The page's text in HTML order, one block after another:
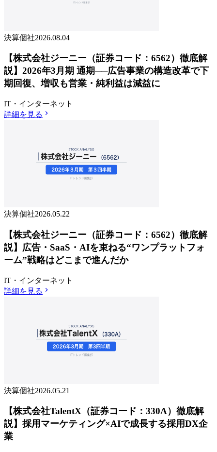
決算個社2026.08.04
【株式会社ジーニー（証券コード：6562）徹底解
説】2026年3月期 通期──広告事業の構造改革で下
期回復、増収も営業・純利益は減益に
IT・インターネット
詳細を見る
決算個社2026.05.22
【株式会社ジーニー（証券コード：6562）徹底解
説】広告・SaaS・AIを束ねる“ワンプラットフォ
ーム”戦略はどこまで進んだか
IT・インターネット
詳細を見る
決算個社2026.05.21
【株式会社TalentX（証券コード：330A）徹底解
説】採用マーケティング×AIで成長する採用DX企
業